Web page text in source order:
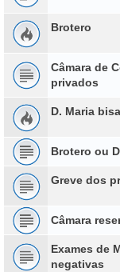
Brotero
Câmara de
privados
D. Maria
Brotero ou
Greve dos
Câmara
Exames de
negativas